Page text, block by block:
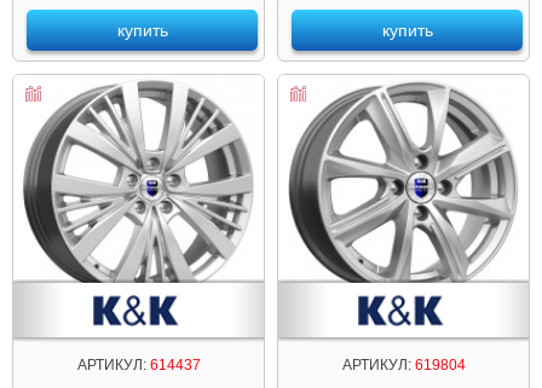
купить купить
АРТИКУЛ:614437 АРТИКУЛ:619804